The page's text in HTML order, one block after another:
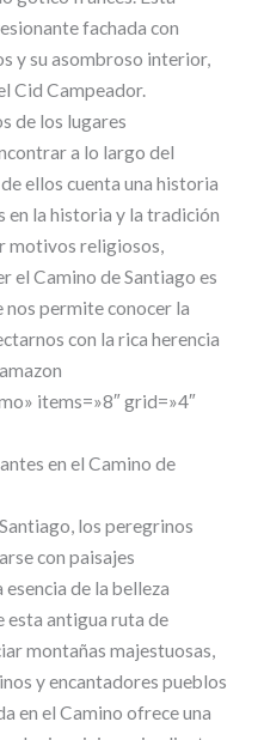
fachada con
y su asombroso interior,
Cid Campeador.
de los lugares
a lo largo del
ellos cuenta una historia
en la historia y la tradición
motivos religiosos,
el Camino de Santiago es
permite conocer la
con la rica herencia
items=»8″ grid=»4″
en el Camino de
los peregrinos
con paisajes
de la belleza
esta antigua ruta de
montañas majestuosas,
y encantadores pueblos
en el Camino ofrece una